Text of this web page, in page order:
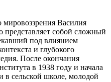
мировоззрения Василия
представляет собой сложный
под влиянием
и глубокого
После окончания
в 1938 году и начала
в сельской школе, молодой